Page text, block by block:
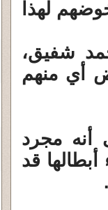
لهذا
شفيق،
أي منهم
أنه مجرد
قد